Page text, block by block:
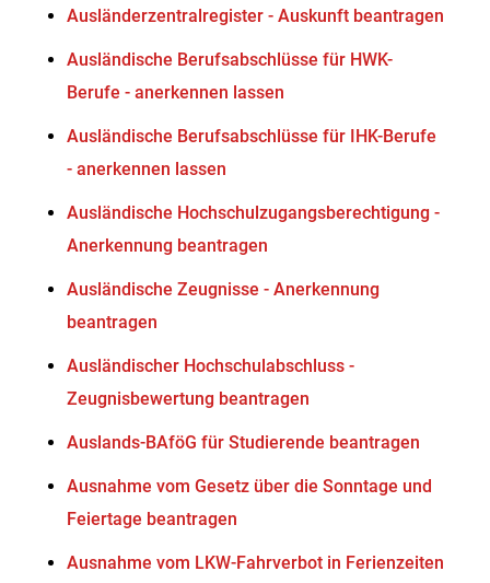
Ausländerzentralregister - Auskunft beantragen
Ausländische Berufsabschlüsse für HWK-
Berufe - anerkennen lassen
Ausländische Berufsabschlüsse für IHK-Berufe
- anerkennen lassen
Ausländische Hochschulzugangsberechtigung -
Anerkennung beantragen
Ausländische Zeugnisse - Anerkennung
beantragen
Ausländischer Hochschulabschluss -
Zeugnisbewertung beantragen
Auslands-BAföG für Studierende beantragen
Ausnahme vom Gesetz über die Sonntage und
Feiertage beantragen
Ausnahme vom LKW-Fahrverbot in Ferienzeiten